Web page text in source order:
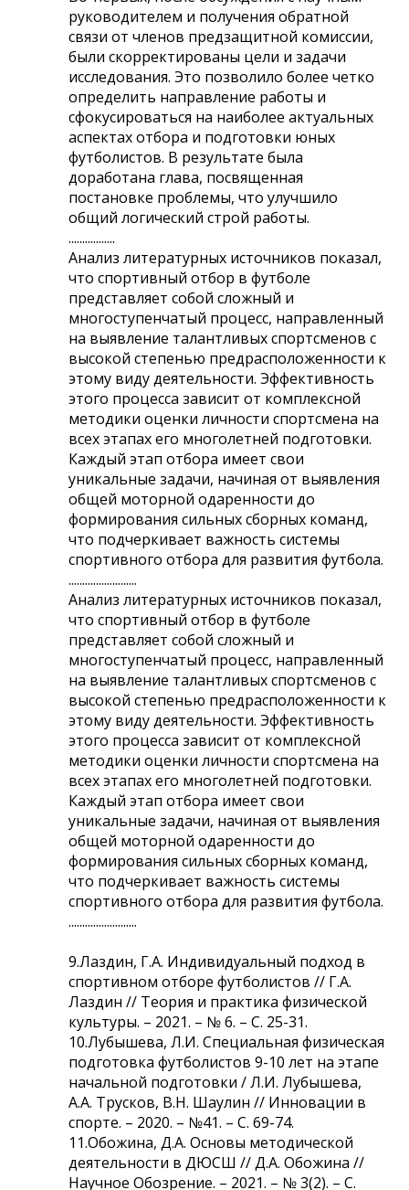
руководителем и получения обратной
связи от членов предзащитной комиссии,
были скорректированы цели и задачи
исследования. Это позволило более четко
определить направление работы и
сфокусироваться на наиболее актуальных
аспектах отбора и подготовки юных
футболистов. В результате была
доработана глава, посвященная
постановке проблемы, что улучшило
общий логический строй работы.
.................
Анализ литературных источников показал,
что спортивный отбор в футболе
представляет собой сложный и
многоступенчатый процесс, направленный
на выявление талантливых спортсменов с
высокой степенью предрасположенности к
этому виду деятельности. Эффективность
этого процесса зависит от комплексной
методики оценки личности спортсмена на
всех этапах его многолетней подготовки.
Каждый этап отбора имеет свои
уникальные задачи, начиная от выявления
общей моторной одаренности до
формирования сильных сборных команд,
что подчеркивает важность системы
спортивного отбора для развития футбола.
.........................
Анализ литературных источников показал,
что спортивный отбор в футболе
представляет собой сложный и
многоступенчатый процесс, направленный
на выявление талантливых спортсменов с
высокой степенью предрасположенности к
этому виду деятельности. Эффективность
этого процесса зависит от комплексной
методики оценки личности спортсмена на
всех этапах его многолетней подготовки.
Каждый этап отбора имеет свои
уникальные задачи, начиная от выявления
общей моторной одаренности до
формирования сильных сборных команд,
что подчеркивает важность системы
спортивного отбора для развития футбола.
.........................
9.Лаздин, Г.А. Индивидуальный подход в
спортивном отборе футболистов // Г.А.
Лаздин // Теория и практика физической
культуры. – 2021. – № 6. – С. 25-31.
10.Лубышева, Л.И. Специальная физическая
подготовка футболистов 9-10 лет на этапе
начальной подготовки / Л.И. Лубышева,
А.А. Трусков, В.Н. Шаулин // Инновации в
спорте. – 2020. – №41. – С. 69-74.
11.Обожина, Д.А. Основы методической
деятельности в ДЮСШ // Д.А. Обожина //
Научное Обозрение. – 2021. – № 3(2). – С.